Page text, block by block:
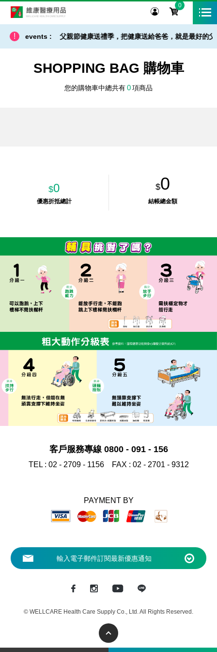
0
! events :
/ 免運 - 小提醒】父親節健康送禮季，把健康送給爸爸，就是最好的
SHOPPING BAG 購物車
您的購物車中總共有0項商品
$0
優惠折抵總計
$0
結帳總金額
客戶服務專線 0800 - 091 - 156
TEL : 02 - 2709 - 1156 FAX : 02 - 2701 - 9312
PAYMENT BY
© WELLCARE Health Care Supply Co., Ltd. All Rights Reserved.